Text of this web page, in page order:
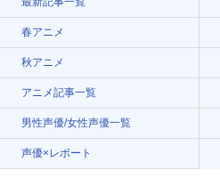
春アニメ
秋アニメ
アニメ記事一覧
男性声優/女性声優一覧
声優×レポート